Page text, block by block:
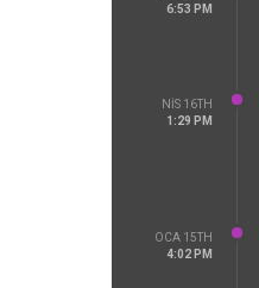
6:53 PM
NIS 16TH
1:29 PM
OCA 15TH
4:02 PM